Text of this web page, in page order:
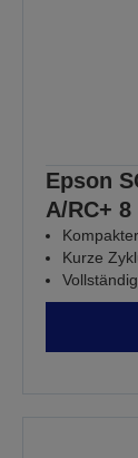
Epson
A/RC+ 8
Kurze